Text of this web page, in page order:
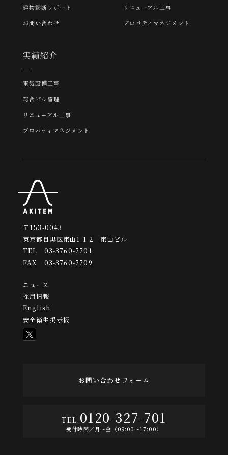
建物診断レポート
お問い合わせ
リニューアル工事
プロパティマネジメント
実績紹介
電気設備工事
総合ビル管理
リニューアル工事
プロパティマネジメント
〒153-0043
東京都目黒区東山1-1-2 東山ビル
TEL 03-3760-7701
FAX 03-3760-7709
ニュース
採用情報
English
安全衛生掲示板
お問い合わせフォーム
0120-327-701
受付時間／月〜金（09:00〜17:00）